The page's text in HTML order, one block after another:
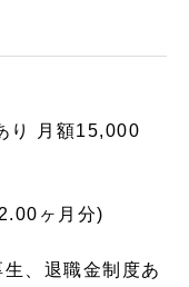
り 月額15,000
ヶ月分)
、退職金制度あ